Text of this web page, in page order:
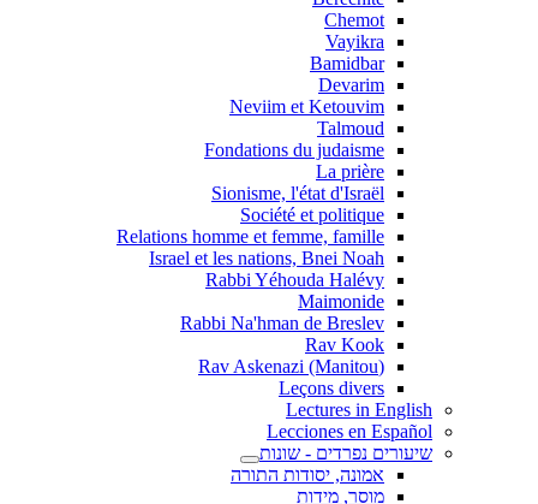
Chemot
Vayikra
Bamidbar
Devarim
Neviim et Ketouvim
Talmoud
Fondations du judaisme
La prière
Sionisme, l'état d'Israël
Société et politique
Relations homme et femme, famille
Israel et les nations, Bnei Noah
Rabbi Yéhouda Halévy
Maimonide
Rabbi Na'hman de Breslev
Rav Kook
(Rav Askenazi (Manitou
Leçons divers
Lectures in English
Lecciones en Español
שיעורים נפרדים - שונות
אמונה, יסודות התורה
מוסר, מידות